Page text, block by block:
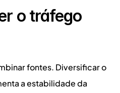
o tráfego
fontes. Diversificar o
a estabilidade da